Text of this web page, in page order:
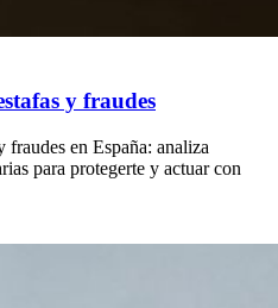
y fraudes
fraudes en España: analiza
para protegerte y actuar con